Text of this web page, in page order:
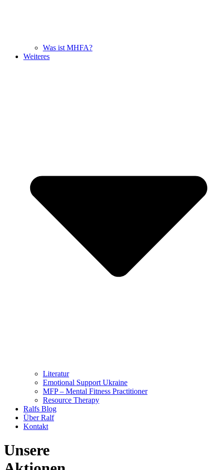
Was ist MHFA?
Weiteres
Literatur
Emotional Support Ukraine
MFP – Mental Fitness Practitioner
Resource Therapy
Ralfs Blog
Über Ralf
Kontakt
Unsere